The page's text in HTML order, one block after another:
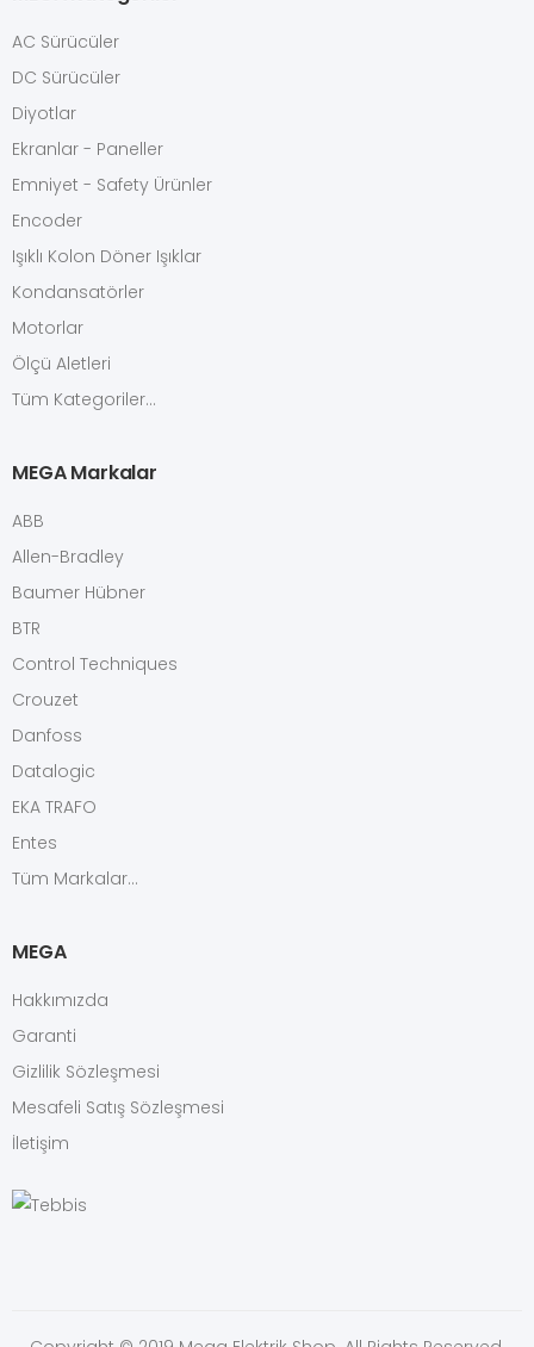
AC Sürücüler
DC Sürücüler
Diyotlar
Ekranlar - Paneller
Emniyet - Safety Ürünler
Encoder
Işıklı Kolon Döner Işıklar
Kondansatörler
Motorlar
Ölçü Aletleri
Tüm Kategoriler...
MEGA Markalar
ABB
Allen-Bradley
Baumer Hübner
BTR
Control Techniques
Crouzet
Danfoss
Datalogic
EKA TRAFO
Entes
Tüm Markalar...
MEGA
Hakkımızda
Garanti
Gizlilik Sözleşmesi
Mesafeli Satış Sözleşmesi
İletişim